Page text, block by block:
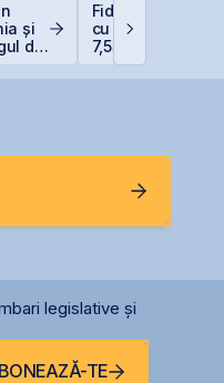
și
de
Fidelis revine în
cu dobânzi de
7,55% pentru lei
6,20% pentru
legislative și
TE